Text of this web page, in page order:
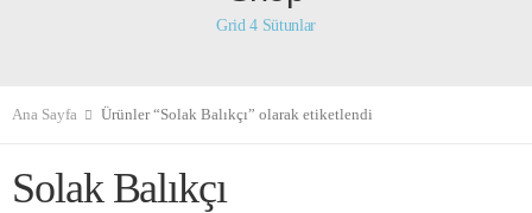
Grid 4 Sütunlar
Ana Sayfa Ürünler “Solak Balıkçı” olarak etiketlendi
Solak Balıkçı